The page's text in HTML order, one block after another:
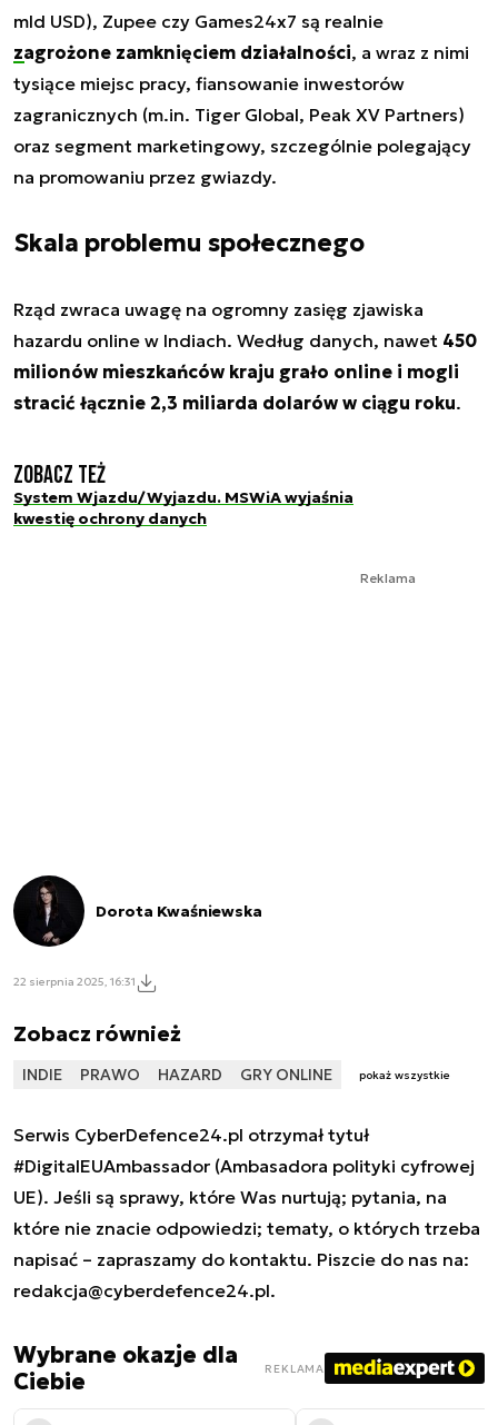
mld USD), Zupee czy Games24x7 są realnie
zagrożone zamknięciem działalności, a wraz z nimi
tysiące miejsc pracy, fiansowanie inwestorów
zagranicznych (m.in. Tiger Global, Peak XV Partners)
oraz segment marketingowy, szczególnie polegający
na promowaniu przez gwiazdy.
Skala problemu społecznego
Rząd zwraca uwagę na ogromny zasięg zjawiska
hazardu online w Indiach. Według danych, nawet 450
milionów mieszkańców kraju grało online i mogli
stracić łącznie 2,3 miliarda dolarów w ciągu roku.
Zobacz też
System Wjazdu/Wyjazdu. MSWiA wyjaśnia
kwestię ochrony danych
Reklama
Dorota Kwaśniewska
22 sierpnia 2025, 16:31
Zobacz również
INDIE PRAWO HAZARD GRY ONLINE pokaż wszystkie
Serwis CyberDefence24.pl otrzymał tytuł
#DigitalEUAmbassador (Ambasadora polityki cyfrowej
UE). Jeśli są sprawy, które Was nurtują; pytania, na
które nie znacie odpowiedzi; tematy, o których trzeba
napisać – zapraszamy do kontaktu. Piszcie do nas na:
redakcja@cyberdefence24.pl.
Wybrane okazje dla
Ciebie
REKLAMA